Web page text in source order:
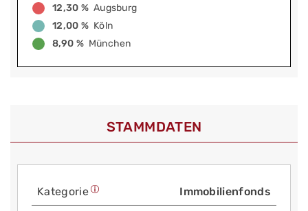
12,30 % Augsburg
12,00 % Köln
8,90 % München
STAMMDATEN
Kategorie Immobilienfonds